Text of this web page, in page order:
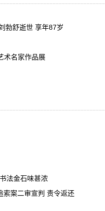
勃舒逝世 享年87岁
术名家作品展
法金石味甚浓
索案二审宣判 责令返还